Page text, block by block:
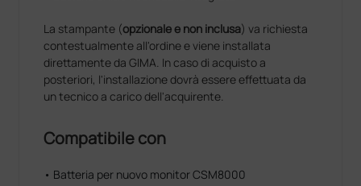
La stampante (opzionale e non inclusa) va richiesta
contestualmente all'ordine e viene installata
direttamente da GIMA. In caso di acquisto a
posteriori, l'installazione dovrà essere effettuata da
un tecnico a carico dell'acquirente.
Compatibile con
• Batteria per nuovo monitor CSM8000